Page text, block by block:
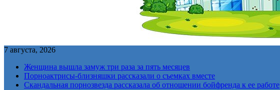
7 августа, 2026
Женщина вышла замуж три раза за пять месяцев
Порноактрисы-близняшки рассказали о съемках вместе
Скандальная порнозвезда рассказала об отношении бойфренда к ее работе